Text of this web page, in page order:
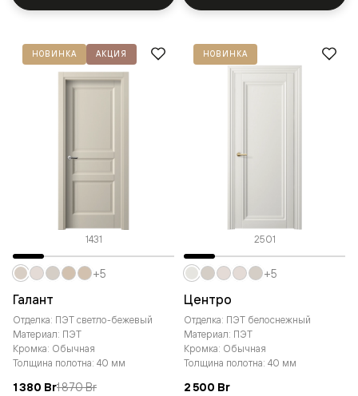
НОВИНКА АКЦИЯ
1431
Галант
Отделка: ПЭТ светло-бежевый
Материал: ПЭТ
Кромка: Обычная
Толщина полотна: 40 мм
1 380 Br1 870 Br
+5
НОВИНКА
2501
Центро
Отделка: ПЭТ белоснежный
Материал: ПЭТ
Кромка: Обычная
Толщина полотна: 40 мм
2 500 Br
+5